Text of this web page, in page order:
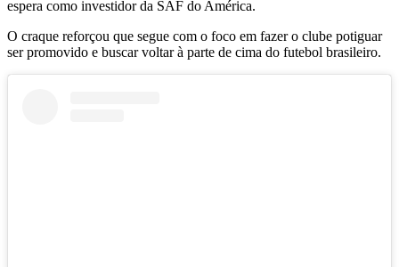
espera como investidor da SAF do América.
O craque reforçou que segue com o foco em fazer o clube potiguar
ser promovido e buscar voltar à parte de cima do futebol brasileiro.